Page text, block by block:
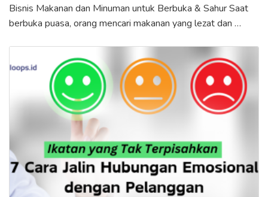
Bisnis Makanan dan Minuman untuk Berbuka & Sahur Saat
berbuka puasa, orang mencari makanan yang lezat dan …